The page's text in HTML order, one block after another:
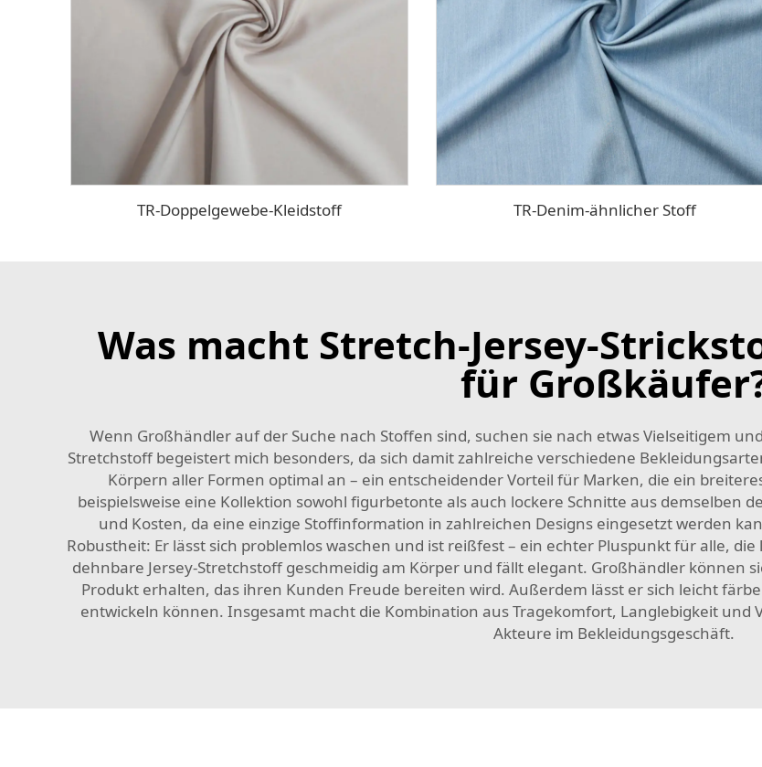
TR-Doppelgewebe-Kleidstoff TR-Denim-ähnlicher Stoff
Was macht Stretch-Jersey-
für
Wenn Großhändler auf der Suche nach Stoffen sind, suchen sie nach etwas Vielseitigem
Stretchstoff begeistert mich besonders, da sich damit zahlreiche verschiedene
Körpern aller Formen optimal an – ein entscheidender Vorteil für Marken, die ein
beispielsweise eine Kollektion sowohl figurbetonte als auch lockere Schnitte aus demselben
und Kosten, da eine einzige Stoffinformation in zahlreichen Designs eingesetzt werden
Robustheit: Er lässt sich problemlos waschen und ist reißfest – ein echter Pluspunkt für alle,
dehnbare Jersey-Stretchstoff geschmeidig am Körper und fällt elegant. Großhändler können
Produkt erhalten, das ihren Kunden Freude bereiten wird. Außerdem lässt er sich leicht
entwickeln können. Insgesamt macht die Kombination aus Tragekomfort, Langlebigkeit und
Akteure im Bekleidungsgeschäft.